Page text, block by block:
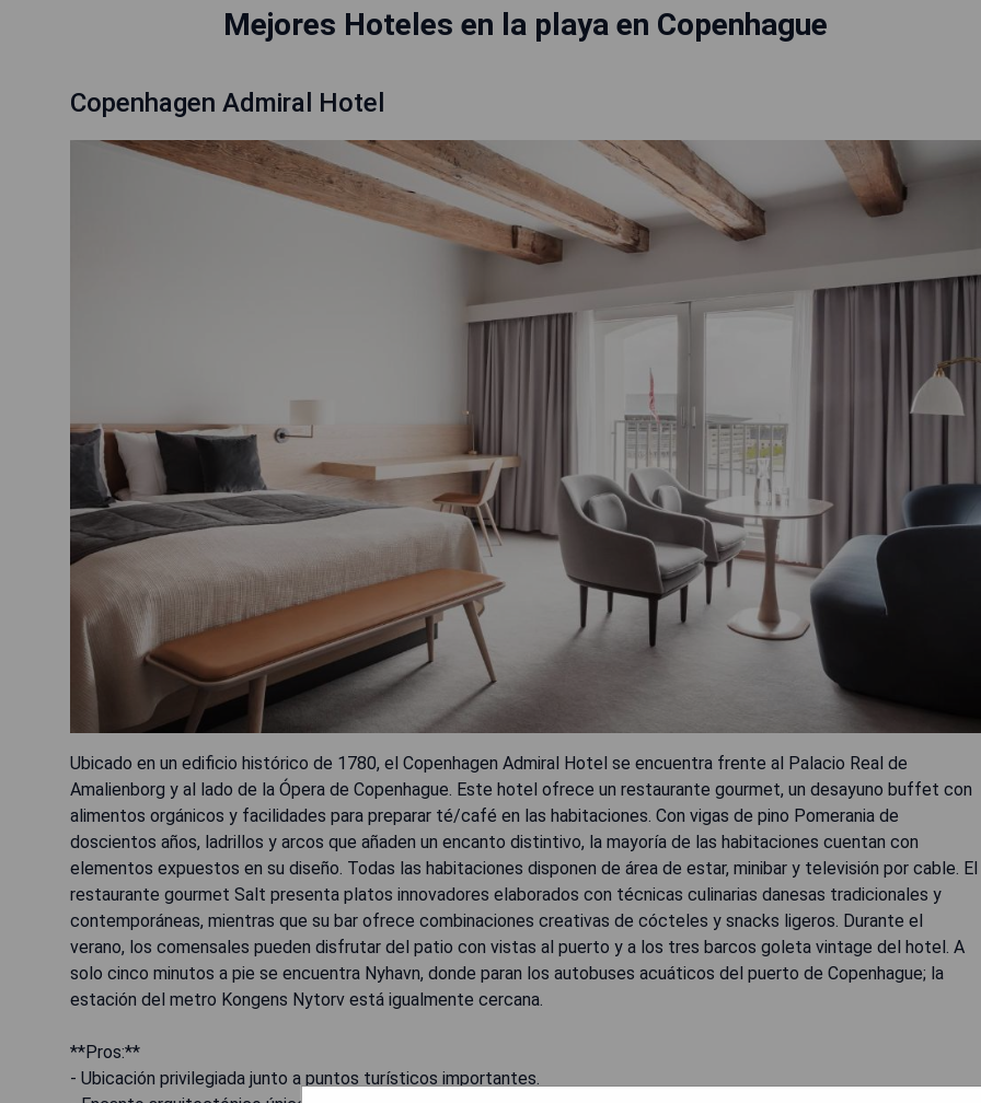
Mejores Hoteles en la playa en Copenhague
Copenhagen Admiral Hotel
Ubicado en un edificio histórico de 1780, el Copenhagen Admiral Hotel se encuentra frente al Palacio Real de
Amalienborg y al lado de la Ópera de Copenhague. Este hotel ofrece un restaurante gourmet, un desayuno buffet con
alimentos orgánicos y facilidades para preparar té/café en las habitaciones. Con vigas de pino Pomerania de
doscientos años, ladrillos y arcos que añaden un encanto distintivo, la mayoría de las habitaciones cuentan con
elementos expuestos en su diseño. Todas las habitaciones disponen de área de estar, minibar y televisión por cable. El
restaurante gourmet Salt presenta platos innovadores elaborados con técnicas culinarias danesas tradicionales y
contemporáneas, mientras que su bar ofrece combinaciones creativas de cócteles y snacks ligeros. Durante el
verano, los comensales pueden disfrutar del patio con vistas al puerto y a los tres barcos goleta vintage del hotel. A
solo cinco minutos a pie se encuentra Nyhavn, donde paran los autobuses acuáticos del puerto de Copenhague; la
estación del metro Kongens Nytorv está igualmente cercana.
**Pros:**
- Ubicación privilegiada junto a puntos turísticos importantes.